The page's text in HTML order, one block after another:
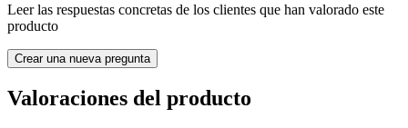
Leer las respuestas concretas de los clientes que han valorado este
producto
Crear una nueva pregunta
Valoraciones del producto